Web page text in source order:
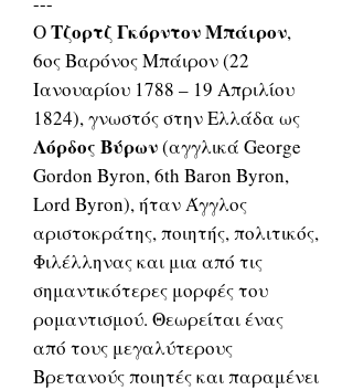
ΟΤζορτζ Γκόρντον Μπάιρον,
6ος Βαρόνος Μπάιρον (22
Ιανουαρίου 1788 – 19 Απριλίου
1824), γνωστός στην Ελλάδα ως
Λόρδος Βύρων(αγγλικά George
Gordon Byron, 6th Baron Byron,
Lord Byron), ήταν Άγγλος
αριστοκράτης, ποιητής, πολιτικός,
Φιλέλληνας και μια από τις
σημαντικότερες μορφές του
ρομαντισμού. Θεωρείται ένας
από τους μεγαλύτερους
Βρετανούς ποιητές και παραμένει